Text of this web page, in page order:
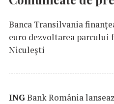
Banca Transilvania
euro dezvoltarea parcului
Niculești
INGBank România